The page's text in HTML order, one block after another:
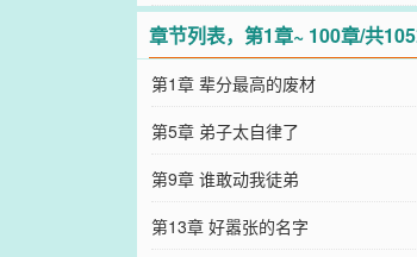
章节列表，第1章~ 100章/共
第1章 辈分最高的废材
第5章 弟子太自律了
第9章 谁敢动我徒弟
第13章 好嚣张的名字